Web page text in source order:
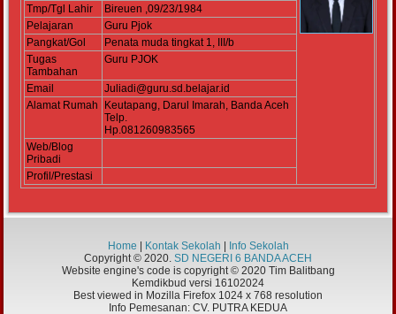
Tmp/Tgl Lahir
Bireuen ,09/23/1984
Pelajaran
Guru Pjok
Pangkat/Gol
Penata muda tingkat 1, III/b
Tugas
Tambahan
Guru PJOK
Email
Juliadi@guru.sd.belajar.id
Alamat Rumah
Keutapang, Darul Imarah, Banda Aceh
Telp.
Hp.081260983565
Web/Blog
Pribadi
Profil/Prestasi
Home Kontak Sekolah
Info Sekolah
Copyright © 2020. SD NEGERI 6 BANDA ACEH
Website engine's code is copyright © 2020 Tim Balitbang
Kemdikbud versi 16102024
Best viewed in Mozilla Firefox 1024 x 768 resolution
Info Pemesanan: CV. PUTRA KEDUA